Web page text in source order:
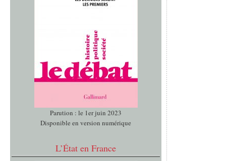
Parution : le 1er juin 2023
Disponible en version numérique
L’État en France